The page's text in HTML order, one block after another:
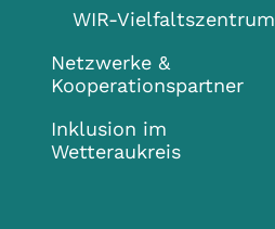
WIR-Vielfaltszentrum
Netzwerke &
Kooperationspartner
Inklusion im
Wetteraukreis